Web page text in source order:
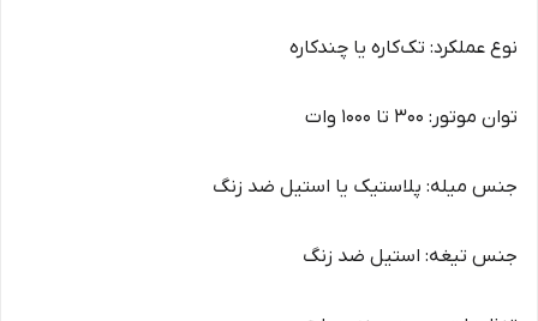
نوع عملکرد: تک‌کاره یا چندکاره
توان موتور: 300 تا 1000 وات
جنس میله: پلاستیک یا استیل ضد زنگ
جنس تیغه: استیل ضد زنگ